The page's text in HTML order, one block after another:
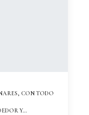
CON TODO
Y...